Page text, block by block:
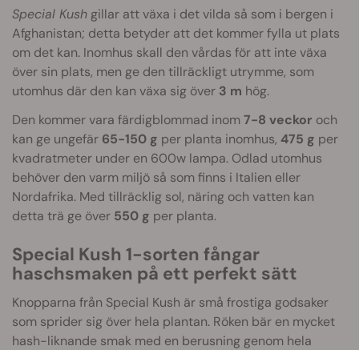
Special Kush gillar att växa i det vilda så som i bergen i
Afghanistan; detta betyder att det kommer fylla ut plats
om det kan. Inomhus skall den vårdas för att inte växa
över sin plats, men ge den tillräckligt utrymme, som
utomhus där den kan växa sig över 3 m hög.
Den kommer vara färdigblommad inom7-8 veckor och
kan ge ungefär 65-150 g per planta inomhus, 475 g per
kvadratmeter under en 600w lampa. Odlad utomhus
behöver den varm miljö så som finns i Italien eller
Nordafrika. Med tillräcklig sol, näring och vatten kan
detta trä ge över 550 g per planta.
Special Kush 1-sorten fångar
haschsmaken på ett perfekt sätt
Knopparna från Special Kush är små frostiga godsaker
som sprider sig över hela plantan. Röken bär en mycket
hash-liknande smak med en berusning genom hela